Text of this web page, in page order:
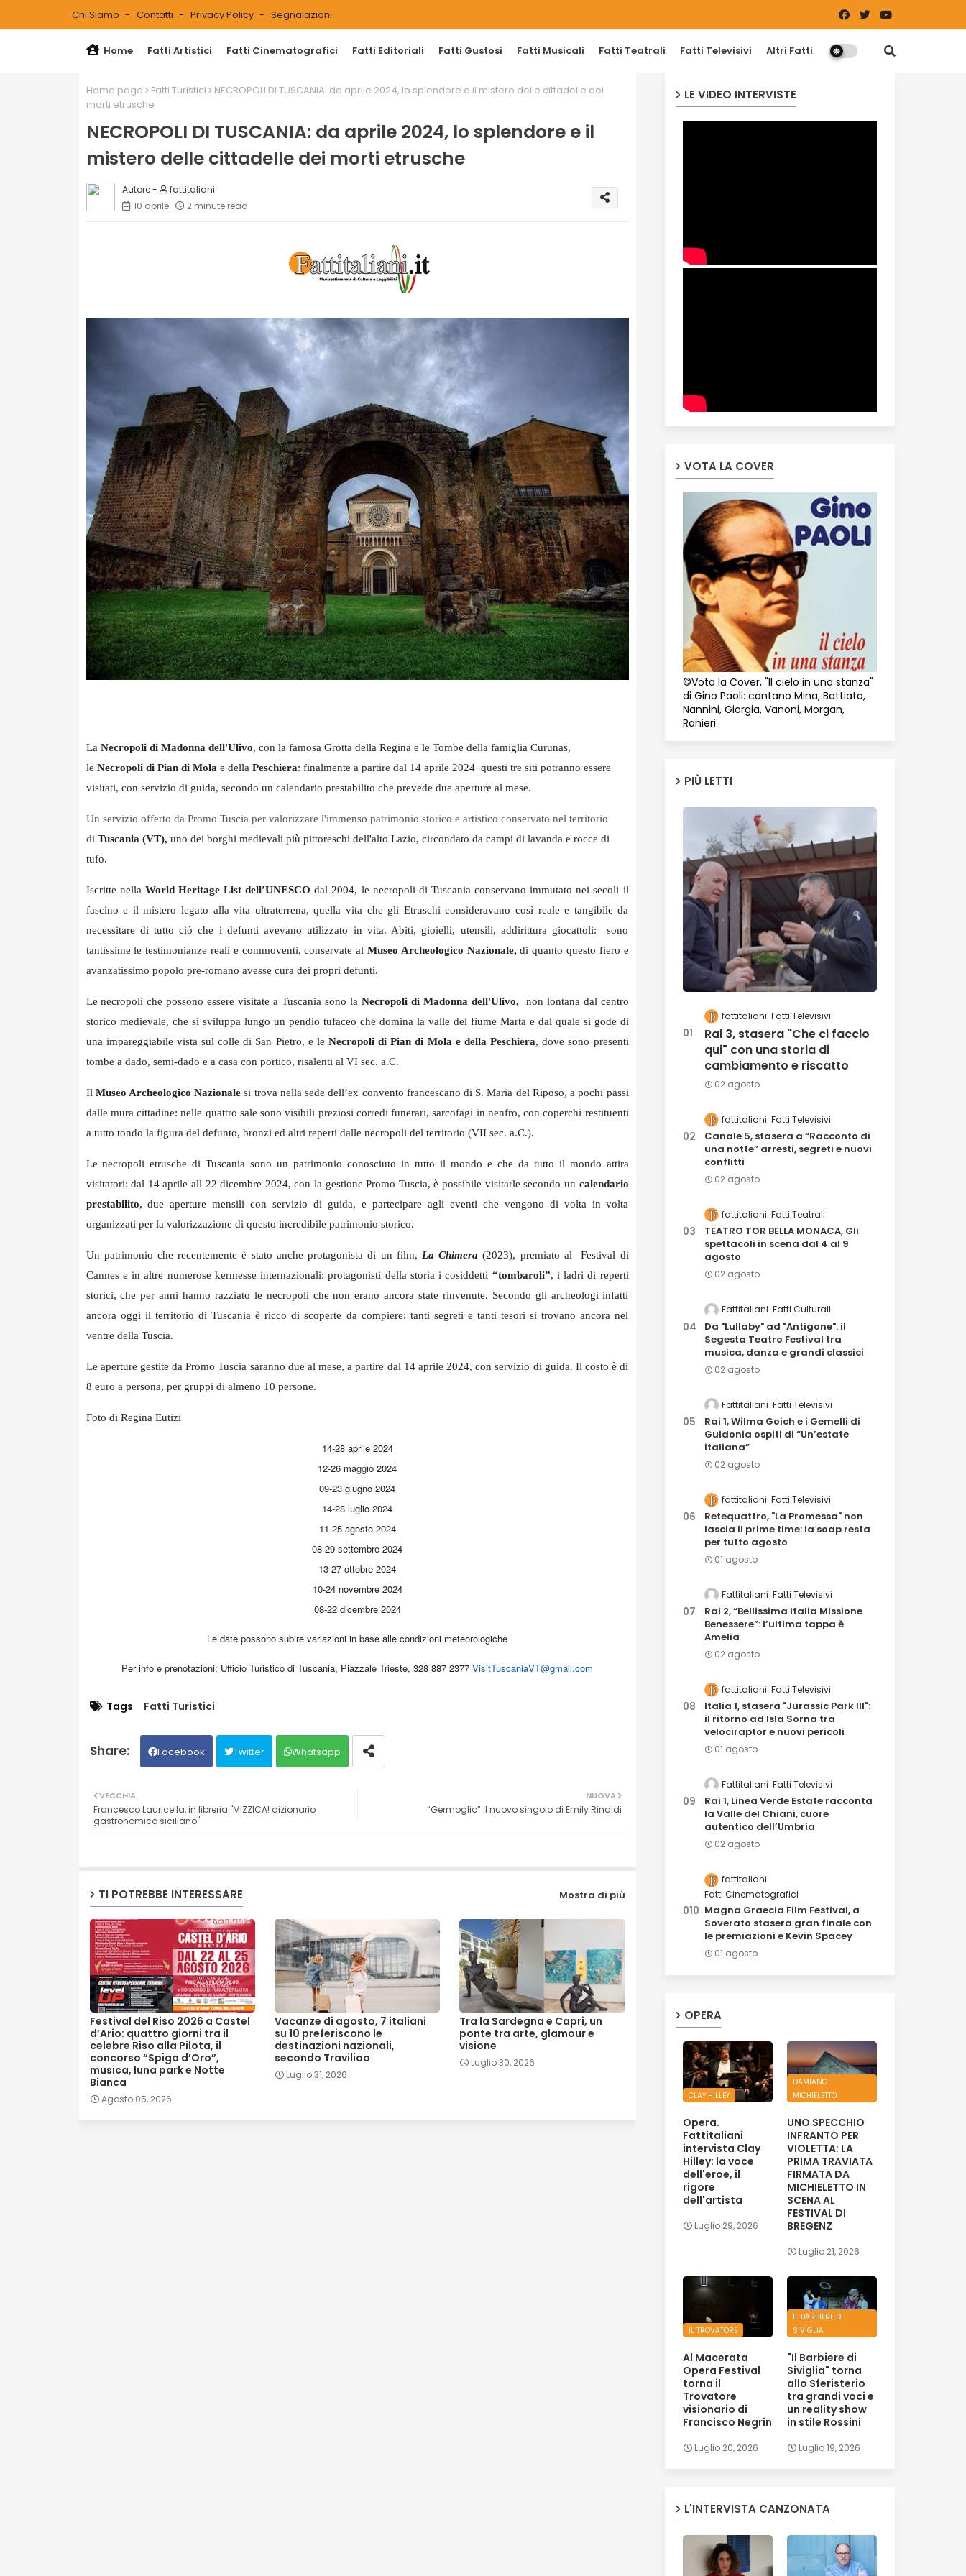
Chi Siamo Contatti Privacy Policy Segnalazioni
Home Fatti Artistici Fatti Cinematografici Fatti Editoriali Fatti Gustosi Fatti Musicali Fatti Teatrali Fatti Televisivi Altri Fatti
Home page Fatti Turistici
NECROPOLI DI TUSCANIA: da aprile 2024, lo splendore e il mistero delle cittadelle dei
morti etrusche
NECROPOLI DI TUSCANIA: da aprile 2024, lo splendore e il
mistero delle cittadelle dei morti etrusche
fattitaliani
10 aprile
2 minute read
La Necropoli di Madonna dell'Ulivo, con la famosa Grotta della Regina e le Tombe della famiglia Curunas,
le Necropoli di Pian di Mola e della Peschiera: finalmente a partire dal 14 aprile 2024 questi tre siti potranno essere
visitati, con servizio di guida, secondo un calendario prestabilito che prevede due aperture al mese.
Un servizio offerto da Promo Tuscia per valorizzare l'immenso patrimonio storico e artistico conservato nel territorio
di Tuscania (VT), uno dei borghi medievali più pittoreschi dell'alto Lazio, circondato da campi di lavanda e rocce di
tufo.
Iscritte nella World Heritage List dell’UNESCO dal 2004, le necropoli di Tuscania conservano immutato nei secoli il
fascino e il mistero legato alla vita ultraterrena, quella vita che gli Etruschi consideravano così reale e tangibile da
necessitare di tutto ciò che i defunti avevano utilizzato in vita. Abiti, gioielli, utensili, addirittura giocattoli: sono
tantissime le testimonianze reali e commoventi, conservate al Museo Archeologico Nazionale, di quanto questo fiero e
avanzatissimo popolo pre-romano avesse cura dei propri defunti.
Le necropoli che possono essere visitate a Tuscania sono la Necropoli di Madonna dell'Ulivo, non lontana dal centro
storico medievale, che si sviluppa lungo un pendio tufaceo che domina la valle del fiume Marta e dal quale si gode di
una impareggiabile vista sul colle di San Pietro, e le Necropoli di Pian di Mola e della Peschiera, dove sono presenti
tombe a dado, semi-dado e a casa con portico, risalenti al VI sec. a.C.
Il Museo Archeologico Nazionalesi trova nella sede dell’ex convento francescano di S. Maria del Riposo, a pochi passi
dalle mura cittadine: nelle quattro sale sono visibili preziosi corredi funerari, sarcofagi in nenfro, con coperchi restituenti
a tutto tondo la figura del defunto, bronzi ed altri reperti dalle necropoli del territorio (VII sec. a.C.).
Le necropoli etrusche di Tuscania sono un patrimonio conosciuto in tutto il mondo e che da tutto il mondo attira
visitatori: dal 14 aprile all 22 dicembre 2024, con la gestione Promo Tuscia, è possibile visitarle secondo un calendario
prestabilito, due aperture mensili con servizio di guida, e partecipare agli eventi che vengono di volta in volta
organizzati per la valorizzazione di questo incredibile patrimonio storico.
Un patrimonio che recentemente è stato anche protagonista di un film, La Chimera (2023), premiato al Festival di
Cannes e in altre numerose kermesse internazionali: protagonisti della storia i cosiddetti “tombaroli”, i ladri di reperti
storici, che per anni hanno razziato le necropoli che non erano ancora state rinvenute. Secondo gli archeologi infatti
ancora oggi il territorio di Tuscania è ricco di scoperte da compiere: tanti segreti e tanti tesori si trovano ancora nel
ventre della Tuscia.
Le aperture gestite da Promo Tuscia saranno due al mese, a partire dal 14 aprile 2024, con servizio di guida. Il costo è di
8 euro a persona, per gruppi di almeno 10 persone.
Foto di Regina Eutizi
14-28 aprile 2024
12-26 maggio 2024
09-23 giugno 2024
14-28 luglio 2024
11-25 agosto 2024
08-29 settembre 2024
13-27 ottobre 2024
10-24 novembre 2024
08-22 dicembre 2024
Le date possono subire variazioni in base alle condizioni meteorologiche
Per info e prenotazioni: Ufficio Turistico di Tuscania, Piazzale Trieste, 328 887 2377 VisitTuscaniaVT@gmail.com
Tags Fatti Turistici
Facebook Twitter Whatsapp
NUOVA
“Germoglio” il nuovo singolo di Emily Rinaldi
VECCHIA
Francesco Lauricella, in libreria "MIZZICA! dizionario
gastronomico siciliano"
TI POTREBBE INTERESSARE Mostra di più
Festival del Riso 2026 a Castel
d’Ario: quattro giorni tra il
celebre Riso alla Pilota, il
concorso “Spiga d’Oro”,
musica, luna park e Notte
Bianca
Agosto 05, 2026
Vacanze di agosto, 7 italiani
su 10 preferiscono le
destinazioni nazionali,
secondo Travilioo
Luglio 31, 2026
Tra la Sardegna e Capri, un
ponte tra arte, glamour e
visione
Luglio 30, 2026
LE VIDEO INTERVISTE
VOTA LA COVER
©Vota la Cover, "Il cielo in una stanza"
di Gino Paoli: cantano Mina, Battiato,
Nannini, Giorgia, Vanoni, Morgan,
Ranieri
PIÙ LETTI
fattitaliani Fatti Televisivi
Rai 3, stasera "Che ci faccio
qui" con una storia di
cambiamento e riscatto
02 agosto
fattitaliani Fatti Televisivi
Canale 5, stasera a “Racconto di
una notte” arresti, segreti e nuovi
conflitti
02 agosto
fattitaliani Fatti Teatrali
TEATRO TOR BELLA MONACA, Gli
spettacoli in scena dal 4 al 9
agosto
02 agosto
Fattitaliani Fatti Culturali
Da "Lullaby" ad "Antigone": il
Segesta Teatro Festival tra
musica, danza e grandi classici
02 agosto
Fattitaliani Fatti Televisivi
Rai 1, Wilma Goich e i Gemelli di
Guidonia ospiti di “Un’estate
italiana”
02 agosto
fattitaliani Fatti Televisivi
Retequattro, "La Promessa" non
lascia il prime time: la soap resta
per tutto agosto
01 agosto
Fattitaliani Fatti Televisivi
Rai 2, “Bellissima Italia Missione
Benessere”: l’ultima tappa è
Amelia
02 agosto
fattitaliani Fatti Televisivi
Italia 1, stasera "Jurassic Park III":
il ritorno ad Isla Sorna tra
velociraptor e nuovi pericoli
01 agosto
Fattitaliani Fatti Televisivi
Rai 1, Linea Verde Estate racconta
la Valle del Chiani, cuore
autentico dell’Umbria
02 agosto
fattitaliani
Fatti Cinematografici
Magna Graecia Film Festival, a
Soverato stasera gran finale con
le premiazioni e Kevin Spacey
01 agosto
OPERA
CLAY HILLEY
Opera.
Fattitaliani
intervista Clay
Hilley: la voce
dell'eroe, il
rigore
dell'artista
Luglio 29, 2026
DAMIANO
MICHIELETTO
UNO SPECCHIO
INFRANTO PER
VIOLETTA: LA
PRIMA TRAVIATA
FIRMATA DA
MICHIELETTO IN
SCENA AL
FESTIVAL DI
BREGENZ
Luglio 21, 2026
IL TROVATORE
Al Macerata
Opera Festival
torna il
Trovatore
visionario di
Francisco Negrin
Luglio 20, 2026
IL BARBIERE DI
SIVIGLIA
"Il Barbiere di
Siviglia" torna
allo Sferisterio
tra grandi voci e
un reality show
in stile Rossini
Luglio 19, 2026
L'INTERVISTA CANZONATA